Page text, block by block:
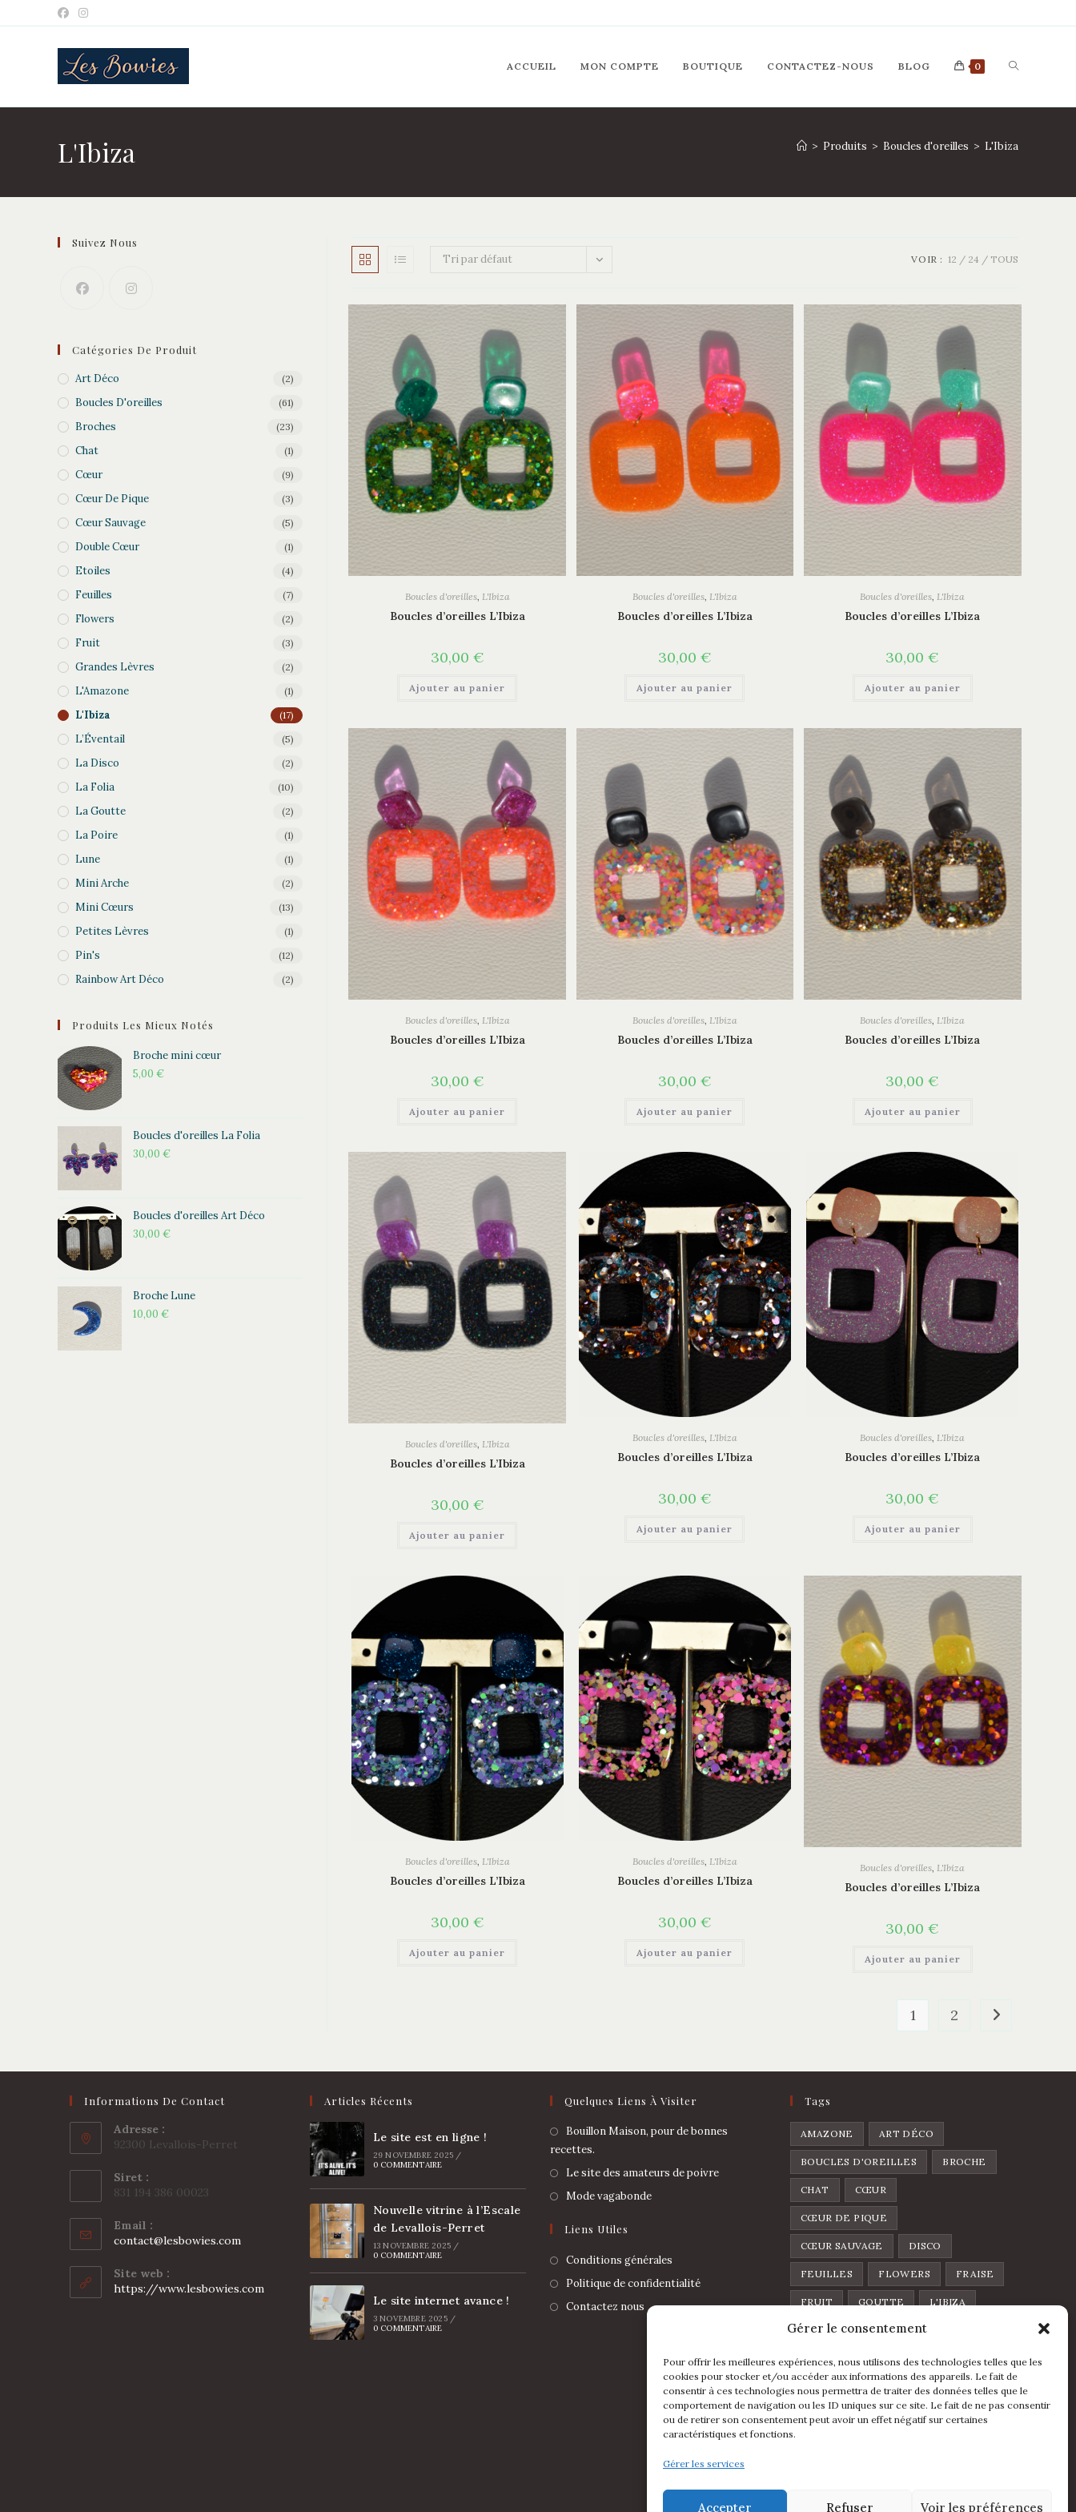
Gérer le consentement
Pour offrir les meilleures expériences, nous utilisons des technologies telles que les
cookies pour stocker et/ou accéder aux informations des appareils. Le fait de
consentir à ces technologies nous permettra de traiter des données telles que le
comportement de navigation ou les ID uniques sur ce site. Le fait de ne pas consentir
ou de retirer son consentement peut avoir un effet négatif sur certaines
caractéristiques et fonctions.
Gérer les services
Accepter Refuser Voir les préférences
to
ACCUEIL MON COMPTE BOUTIQUE CONTACTEZ-NOUS BLOG 0 TOGGLE
WEBSITE
L'Ibiza > Produits > Boucles d'oreilles > L'Ibiza
Tri par défaut VOIR : 12 24 TOUS
Boucles d'oreilles, L'Ibiza
Boucles d’oreilles L’Ibiza
30,00 €
Ajouter au panier
Boucles d'oreilles, L'Ibiza
Boucles d’oreilles L’Ibiza
30,00 €
Ajouter au panier
Boucles d'oreilles, L'Ibiza
Boucles d’oreilles L’Ibiza
30,00€
Ajouter au panier
Boucles d'oreilles, L'Ibiza
Boucles d’oreilles L’Ibiza
30,00 €
Ajouter au panier
Boucles d'oreilles, L'Ibiza
Boucles d’oreilles L’Ibiza
30,00 €
Ajouter au panier
Boucles d'oreilles, L'Ibiza
Boucles d’oreilles L’Ibiza
30,00€
Ajouter au panier
Boucles d'oreilles, L'Ibiza
Boucles d’oreilles L’Ibiza
30,00 €
Ajouter au panier
Boucles d'oreilles, L'Ibiza
Boucles d’oreilles L’Ibiza
30,00 €
Ajouter au panier
Boucles d'oreilles L'Ibiza
Boucles d’oreilles L’Ibiza
30,00€
Ajouter au panier
Boucles d'oreilles, L'Ibiza
Boucles d’oreilles L’Ibiza
30,00 €
Ajouter au panier
Boucles d'oreilles, L'Ibiza
Boucles d’oreilles L’Ibiza
30,00 €
Ajouter au panier
Boucles d'oreilles, L'Ibiza
Boucles d’oreilles L’Ibiza
30,00€
Ajouter au panier
1 2
Suivez Nous
Catégories De Produit
Art Déco (2)
Boucles D'oreilles (61)
Broches (23)
Chat (1)
Cœur (9)
Cœur De Pique (3)
Cœur Sauvage (5)
Double Cœur (1)
Etoiles (4)
Feuilles (7)
Flowers (2)
Fruit (3)
Grandes Lèvres (2)
L'Amazone (1)
L'Ibiza (17)
L’Éventail (5)
La Disco (2)
La Folia (10)
La Goutte (2)
La Poire (1)
Lune (1)
Mini Arche (2)
Mini Cœurs (13)
Petites Lèvres (1)
Pin's (12)
Rainbow Art Déco (2)
Produits Les Mieux Notés
Broche mini cœur
5,00 €
Boucles d'oreilles La Folia
30,00 €
Boucles d'oreilles Art Déco
30,00 €
Broche Lune
10,00 €
Informations De Contact
Adresse :
92300 Levallois-Perret
Siret :
831 194 386 00023
Email :
contact@lesbowies.com
Site web :
https://www.lesbowies.com
Articles Récents
Le site est en ligne !
29 NOVEMBRE 2025 /
0 COMMENTAIRE
Nouvelle vitrine à l’Escale
de Levallois-Perret
13 NOVEMBRE 2025 /
0 COMMENTAIRE
Le site internet avance !
3 NOVEMBRE 2025 /
0 COMMENTAIRE
Quelques Liens À Visiter
Bouillon Maison, pour de bonnes
recettes.
Le site des amateurs de poivre
Mode vagabonde
Liens Utiles
Conditions générales
Politique de confidentialité
Contactez nous
Tags
AMAZONE ART DÉCO
BOUCLES D'OREILLES BROCHE
CHAT CŒUR
CŒUR DE PIQUE
CŒUR SAUVAGE DISCO
FEUILLES FLOWERS FRAISE
FRUIT GOUTTE L'IBIZA
LA FOLIA LUNE
MINI ARCHE PIN'S POIRE
RAINBOW ÉTOILE